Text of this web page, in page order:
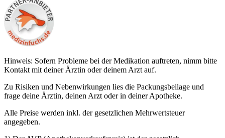
Hinweis: Sofern Probleme bei der Medikation auftreten, nimm bitte
Kontakt mit deiner Ärztin oder deinem Arzt auf.
Zu Risiken und Nebenwirkungen lies die Packungsbeilage und
frage deine Ärztin, deinen Arzt oder in deiner Apotheke.
Alle Preise werden inkl. der gesetzlichen Mehrwertsteuer
angegeben.